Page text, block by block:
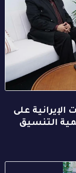
على
التنسيق